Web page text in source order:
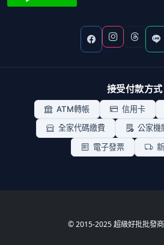
接受付款方式
ATM轉帳 信用卡
全家代碼繳費
公家機
電子發票
© 2015-2025 超級好批批發